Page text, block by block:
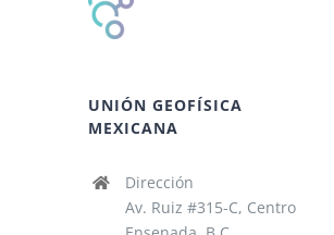
UNIÓN GEOFÍSICA
MEXICANA
Dirección
Av. Ruiz #315-C, Centro